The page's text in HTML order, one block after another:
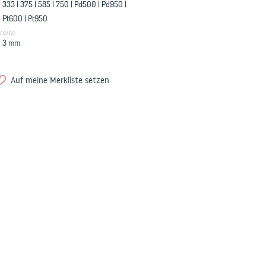
333 | 375 | 585 | 750 | Pd500 | Pd950 |
Pt600 | Pt950
3 mm
Auf meine Merkliste setzen